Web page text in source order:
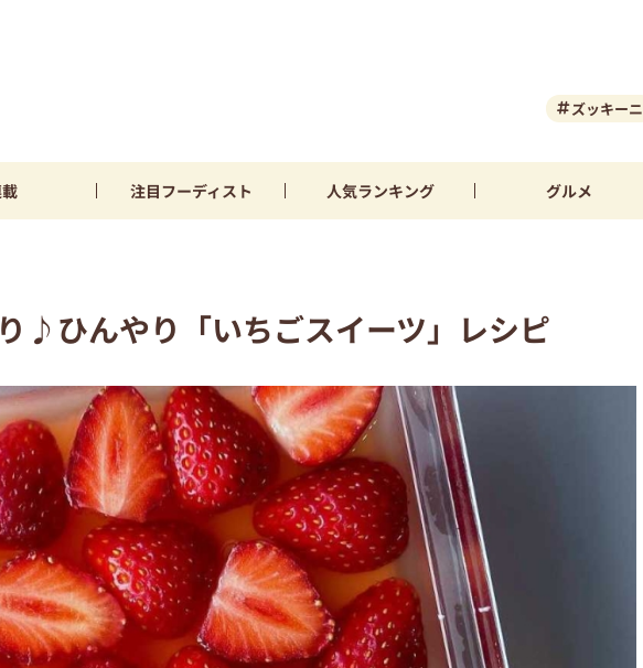
ズッキーニ
注目フーディスト 人気ランキング グルメ
♪ひんやり「いちごスイーツ」レシピ